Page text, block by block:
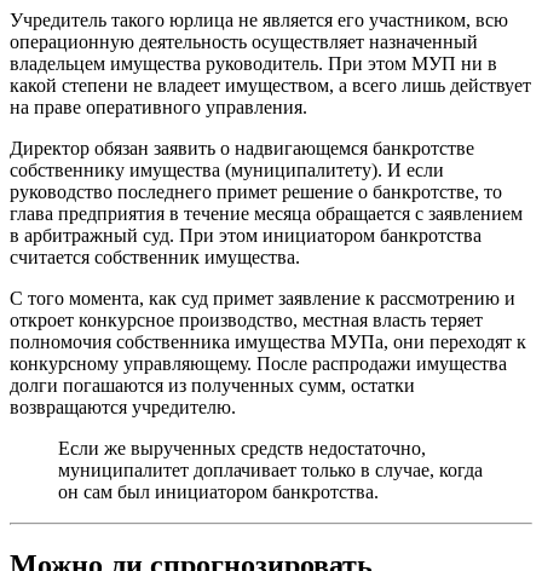
Учредитель такого юрлица не является его участником, всю
операционную деятельность осуществляет назначенный
владельцем имущества руководитель. При этом МУП ни в
какой степени не владеет имуществом, а всего лишь действует
на праве оперативного управления.
Директор обязан заявить о надвигающемся банкротстве
собственнику имущества (муниципалитету). И если
руководство последнего примет решение о банкротстве, то
глава предприятия в течение месяца обращается с заявлением
в арбитражный суд. При этом инициатором банкротства
считается собственник имущества.
С того момента, как суд примет заявление к рассмотрению и
откроет конкурсное производство, местная власть теряет
полномочия собственника имущества МУПа, они переходят к
конкурсному управляющему. После распродажи имущества
долги погашаются из полученных сумм, остатки
возвращаются учредителю.
Если же вырученных средств недостаточно,
муниципалитет доплачивает только в случае, когда
он сам был инициатором банкротства.